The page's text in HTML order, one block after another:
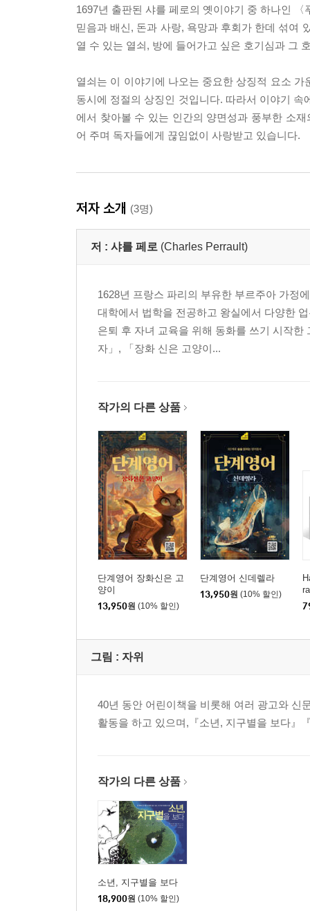
1697년 출판된 샤를 페로의 옛이야기 중 하나인
믿음과 배신, 돈과 사랑, 욕망과 후회가 한데 섞여
열 수 있는 열쇠, 방에 들어가고 싶은 호기심과 그
열쇠는 이 이야기에 나오는 중요한 상징적 요소
동시에 정절의 상징인 것입니다. 따라서 이야기
에서 찾아볼 수 있는 인간의 양면성과 풍부한 소
어 주며 독자들에게 끊임없이 사랑받고 있습니다.
저자 소개 (3명)
저 : 샤를 페로 (Charles Perrault)
1628년 프랑스 파리의 부유한 부르주아 가정
대학에서 법학을 전공하고 왕실에서 다양한
은퇴 후 자녀 교육을 위해 동화를 쓰기 시작
자」, 「장화 신은 고양이...
작가의 다른 상품
단계영어 장화신은 고
양이
13,950원 (10% 할인)
단계영어 신데렐라
13,950원 (10% 할인)
그림 : 자위
40년 동안 어린이책을 비롯해 여러 광고와 신
활동을 하고 있으며,『소년, 지구별을 보다』
작가의 다른 상품
소년, 지구별을 보다
18,900원 (10% 할인)